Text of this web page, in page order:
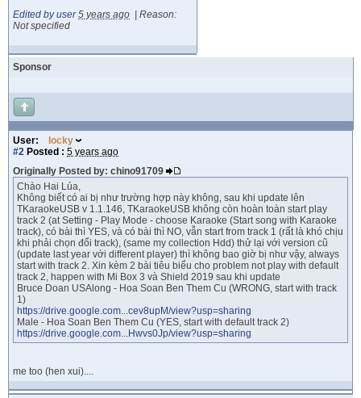
Edited by user 5 years ago
Reason:
Not specified
Sponsor
User:
locky
#2 Posted : 5 years ago
Originally Posted by: chino91709
Chào Hai Lúa,
Không biết có ai bị như trường hợp này không, sau khi update lên
TKaraokeUSB v 1.1.146, TKaraokeUSB không còn hoàn toàn start play
track 2 (at Setting - Play Mode - choose Karaoke (Start song with Karaoke
track), có bài thì YES, và có bài thì NO, vẫn start from track 1 (rất là khó chịu
khi phải chọn đổi track), (same my collection Hdd) thử lại với version cũ
(update last year với different player) thì không bao giờ bị như vậy, always
start with track 2. Xin kèm 2 bài tiêu biểu cho problem not play with default
track 2, happen with Mi Box 3 và Shield 2019 sau khi update
Bruce Doan USAlong - Hoa Soan Ben Them Cu (WRONG, start with track
1)
https://drive.google.com...cev8upM/view?usp=sharing
Male - Hoa Soan Ben Them Cu (YES, start with default track 2)
https://drive.google.com...Hwvs0Jp/view?usp=sharing
me too (hen xui)....